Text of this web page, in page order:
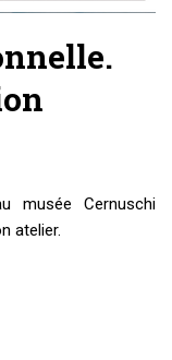
musée Cernuschi
atelier.